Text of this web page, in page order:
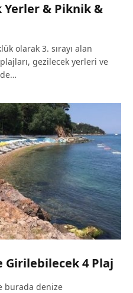
Yerler & Piknik &
olarak 3. sırayı alan
gezilecek yerleri ve
Girilebilecek 4 Plaj
burada denize